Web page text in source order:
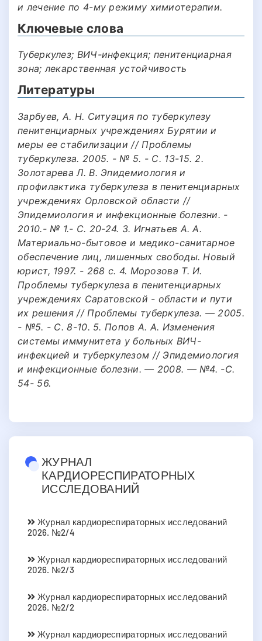
и лечение по 4-му режиму химиотерапии.
Ключевые слова
Туберкулез; ВИЧ-инфекция; пенитенциарная
зона; лекарственная устойчивость
Литературы
Зарбуев, А. Н. Ситуация по туберкулезу
пенитенциарных учреждениях Бурятии и
меры ее стабилизации // Проблемы
туберкулеза. 2005. - № 5. - С. 13-15. 2.
Золотарева Л. В. Эпидемиология и
профилактика туберкулеза в пенитенциарных
учреждениях Орловской области //
Эпидемиология и инфекционные болезни. -
2010.- № 1.- С. 20-24. 3. Игнатьев А. А.
Материально-бытовое и медико-санитарное
обеспечение лиц, лишенных свободы. Новый
юрист, 1997. - 268 с. 4. Морозова Т. И.
Проблемы туберкулеза в пенитенциарных
учреждениях Саратовской - области и пути
их решения // Проблемы туберкулеза. — 2005.
- №5. - С. 8-10. 5. Попов А. А. Изменения
системы иммунитета у больных ВИЧ-
инфекцией и туберкулезом // Эпидемиология
и инфекционные болезни. — 2008. — №4. -С.
54- 56.
ЖУРНАЛ
КАРДИОРЕСПИРАТОРНЫХ
ИССЛЕДОВАНИЙ
Журнал кардиореспираторных исследований
2026. №2/4
Журнал кардиореспираторных исследований
2026. №2/3
Журнал кардиореспираторных исследований
2026. №2/2
Журнал кардиореспираторных исследований